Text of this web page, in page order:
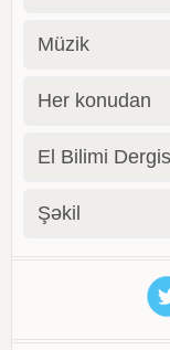
Müzik
Her konudan
El Bilimi
Şəkil